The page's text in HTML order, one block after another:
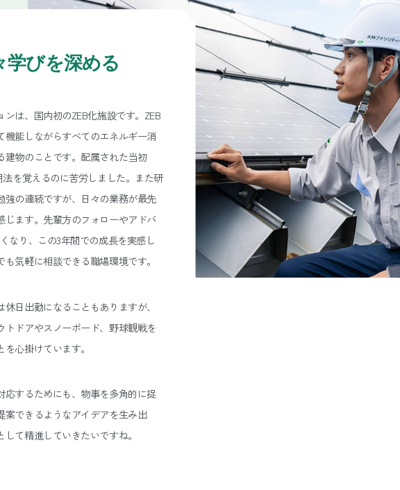
学びを深める
は、国内初のZEB化施設です。ZEB
機能しながらすべてのエネルギー消
物のことです。配属された当初
を覚えるのに苦労しました。また研
の連続ですが、日々の業務が最先
ます。先輩方のフォローやアドバ
なり、この3年間での成長を実感し
気軽に相談できる職場環境です。
日出勤になることもありますが、
ドアやスノーボード、野球観戦を
心掛けています。
するためにも、物事を多角的に捉
案できるようなアイデアを生み出
て精進していきたいですね。